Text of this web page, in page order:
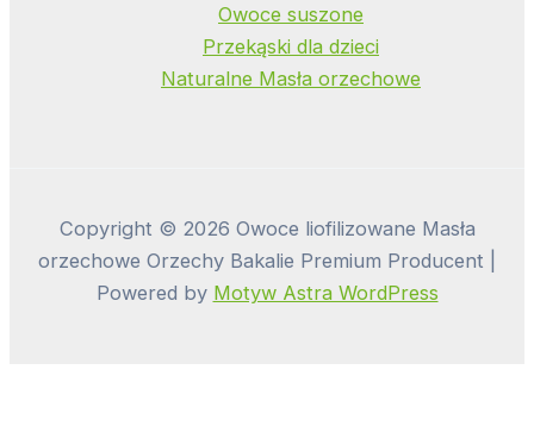
Owoce suszone
Przekąski dla dzieci
Naturalne Masła orzechowe
Copyright © 2026 Owoce liofilizowane Masła
orzechowe Orzechy Bakalie Premium Producent |
Powered by Motyw Astra WordPress